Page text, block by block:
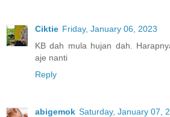
Ciktie Friday, January 06, 2023
KB dah mula hujan dah.
aje nanti
Reply
abigemok Saturday, January 07,